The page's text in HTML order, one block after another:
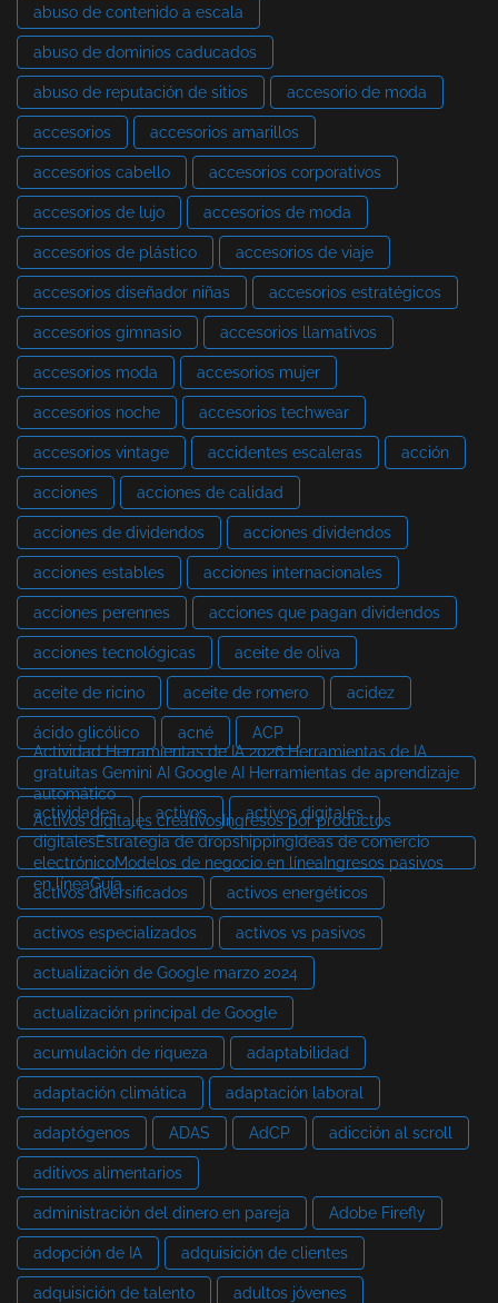
abuso de contenido a escala
abuso de dominios caducados
abuso de reputación de sitios accesorio de moda
accesorios accesorios amarillos
accesorios cabello accesorios corporativos
accesorios de lujo accesorios de moda
accesorios de plástico accesorios de viaje
accesorios diseñador niñas accesorios estratégicos
accesorios gimnasio accesorios llamativos
accesorios moda accesorios mujer
accesorios noche accesorios techwear
accesorios vintage accidentes escaleras acción
acciones acciones de calidad
acciones de dividendos acciones dividendos
acciones estables acciones internacionales
acciones perennes acciones que pagan dividendos
acciones tecnológicas aceite de oliva
aceite de ricino aceite de romero acidez
ácido glicólico acné
ACP
Actividad Herramientas de IA 2026 Herramientas de IA
gratuitas Gemini AI Google AI Herramientas de aprendizaje
automático
actividades
activos activos digitales
Activos digitales creativosIngresos por productos
digitalesEstrategia de dropshippingIdeas de comercio
electrónicoModelos de negocio en líneaIngresos pasivos
en líneaGuía
activos diversificados activos energéticos
activos especializados activos vs pasivos
actualización de Google marzo 2024
actualización principal de Google
acumulación de riqueza adaptabilidad
adaptación climática adaptación laboral
adaptógenos ADAS AdCP adicción al scroll
aditivos alimentarios
administración del dinero en pareja Adobe Firefly
adopción de IA adquisición de clientes
adquisición de talento adultos jóvenes